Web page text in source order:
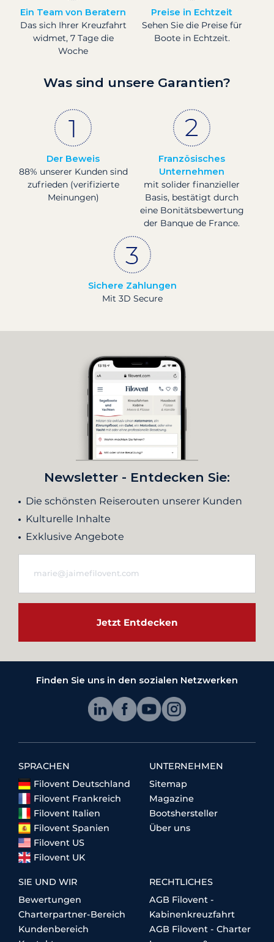
Ein Team von Beratern
Das sich Ihrer Kreuzfahrt
widmet, 7 Tage die
Woche
Preise in Echtzeit
Sehen Sie die Preise für
Boote in Echtzeit.
Was sind unsere Garantien?
Der Beweis
88% unserer Kunden sind
zufrieden (verifizierte
Meinungen)
Französisches
Unternehmen
mit solider finanzieller
Basis, bestätigt durch
eine Bonitätsbewertung
der Banque de France.
Sichere Zahlungen
Mit 3D Secure
Newsletter - Entdecken Sie:
Die schönsten Reiserouten unserer Kunden
Kulturelle Inhalte
Exklusive Angebote
Jetzt Entdecken
Finden Sie uns in den sozialen Netzwerken
SPRACHEN
Filovent Deutschland
Filovent Frankreich
Filovent Italien
Filovent Spanien
Filovent US
Filovent UK
UNTERNEHMEN
Sitemap
Magazine
Bootshersteller
Über uns
SIE UND WIR
Bewertungen
Charterpartner-Bereich
Kundenbereich
RECHTLICHES
AGB Filovent -
Kabinenkreuzfahrt
AGB Filovent - Charter